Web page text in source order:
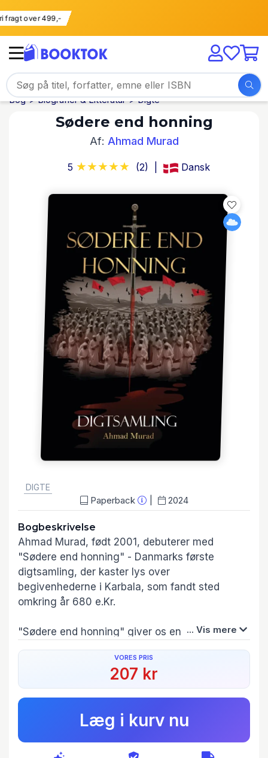
Fri fragt over 499,-
Bog Biografier & Litteratur Digte
Sødere end honning
Af: Ahmad Murad
5 (2) Dansk
DIGTE
Paperback 2024
Bogbeskrivelse
Ahmad Murad, født 2001, debuterer med
"Sødere end honning" - Danmarks første
digtsamling, der kaster lys over
begivenhederne i Karbala, som fandt sted
omkring år 680 e.Kr.
"Sødere end honning" giver os en uforlignelig
indgangsvinkel til at forstå og værdsætte det
tidløse budskab, der udspillede sig ved Karbala,
Irak. Gennem dybtfølte digte skildrer samlingen
den tragiske fortælling om Imam Hussain ibn
Ali, hans familie og ledsageres offer. Den
fremhæver værdier som retfærdighed, mod og
fred, og minder os om betydningen af at stå
imod undertrykkelse.
... Vis mere
VORES PRIS
207 kr
Læg i kurv nu